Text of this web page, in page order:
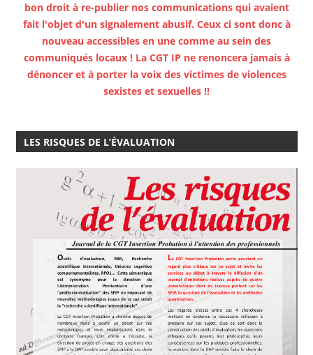
bon droit à re-publier nos communications qui avaient
fait l'objet d'un signalement abusif. Ceux ci sont donc à
nouveau accessibles en une comme au sein des
communiqués locaux ! La CGT IP ne renoncera jamais à
dénoncer et à porter la voix des victimes de violences
sexistes et sexuelles !!
LES RISQUES DE L’ÉVALUATION